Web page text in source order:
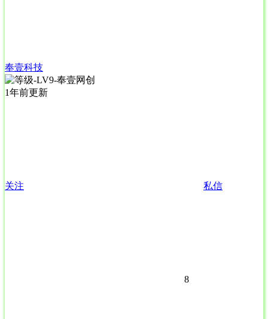
奉壹科技
1年前更新
关注 私信
8